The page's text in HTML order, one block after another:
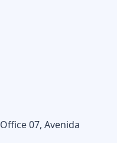
07, Avenida